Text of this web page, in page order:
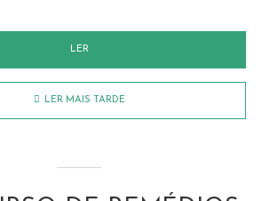
LER
LER MAIS TARDE